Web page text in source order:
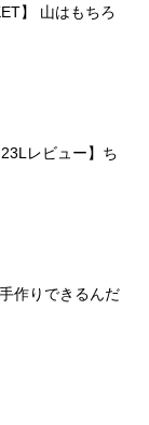
】 山はもちろ
レビュー】ち
作りできるんだ